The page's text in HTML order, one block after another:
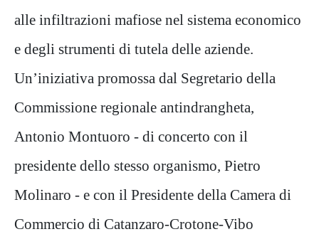
alle infiltrazioni mafiose nel sistema economico
e degli strumenti di tutela delle aziende.
Un’iniziativa promossa dal Segretario della
Commissione regionale antindrangheta,
Antonio Montuoro - di concerto con il
presidente dello stesso organismo, Pietro
Molinaro - e con il Presidente della Camera di
Commercio di Catanzaro-Crotone-Vibo